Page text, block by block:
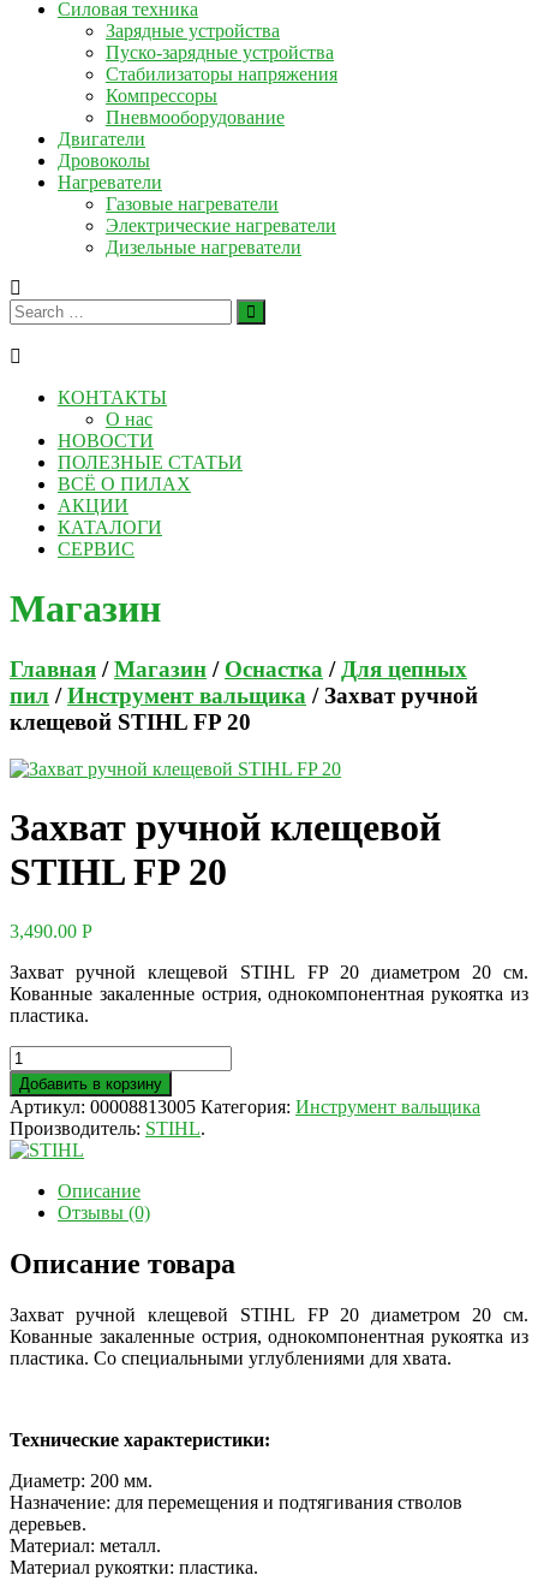
Силовая техника
Зарядные устройства
Пуско-зарядные устройства
Стабилизаторы напряжения
Компрессоры
Пневмооборудование
Двигатели
Дровоколы
Нагреватели
Газовые нагреватели
Электрические нагреватели
Дизельные нагреватели
КОНТАКТЫ
О нас
НОВОСТИ
ПОЛЕЗНЫЕ СТАТЬИ
ВСЁ О ПИЛАХ
АКЦИИ
КАТАЛОГИ
СЕРВИС
Магазин
Главная /Магазин / Оснастка /Для цепных
пил /Инструмент вальщика / Захват ручной
клещевой STIHL FP 20
Захват ручной клещевой
STIHL FP 20
3,490.00 Р
Захват ручной клещевой STIHL FP 20 диаметром 20 см.
Кованные закаленные острия, однокомпонентная рукоятка из
пластика.
Добавить в корзину
Артикул: 00008813005 Категория: Инструмент вальщика
Производитель: STIHL.
Описание
Отзывы (0)
Описание товара
Захват ручной клещевой STIHL FP 20 диаметром 20 см.
Кованные закаленные острия, однокомпонентная рукоятка из
пластика. Со специальными углублениями для хвата.
Технические характеристики:
Диаметр: 200 мм.
Назначение: для перемещения и подтягивания стволов
деревьев.
Материал: металл.
Материал рукоятки: пластика.